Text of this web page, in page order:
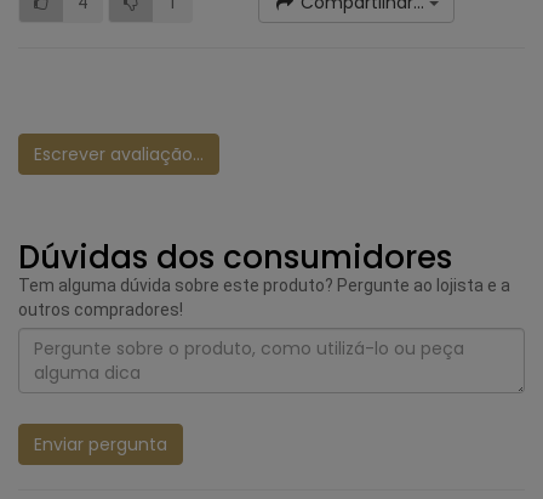
Escrever avaliação...
Dúvidas dos consumidores
Tem alguma dúvida sobre este produto? Pergunte ao lojista e a
outros compradores!
Enviar pergunta